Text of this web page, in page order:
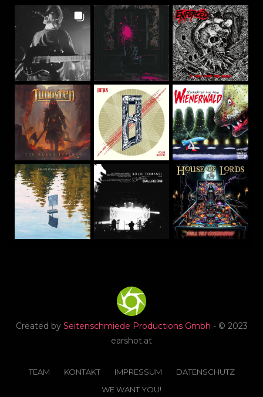
Created by Seitenschmiede Productions Gmbh - © 2023
earshot.at
TEAM KONTAKT IMPRESSUM
DATENSCHUTZ
WE WANT YOU!